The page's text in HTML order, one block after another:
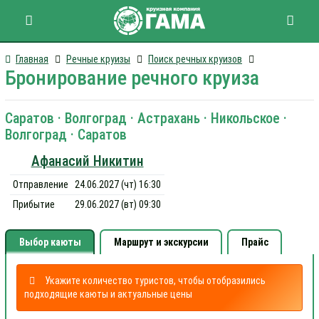
Главная Речные круизы Поиск речных круизов
Бронирование речного круиза
Саратов · Волгоград · Астрахань · Никольское ·
Волгоград · Саратов
Афанасий Никитин
Отправление
24.06.2027 (чт) 16:30
Прибытие
29.06.2027 (вт) 09:30
Выбор каюты Маршрут и экскурсии Прайс
Укажите количество туристов, чтобы отобразились
подходящие каюты и актуальные цены